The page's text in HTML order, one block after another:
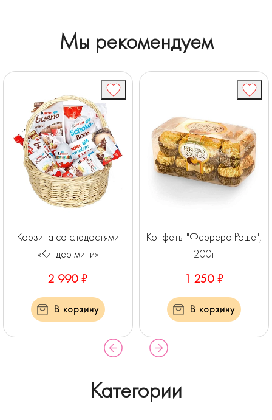
Мы рекомендуем
Корзина со сладостями
«Киндер мини»
2 990 ₽
В корзину
Конфеты "Ферреро Роше",
200г
1 250 ₽
В корзину
Категории